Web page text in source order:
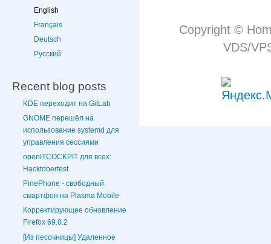
English
Français
Deutsch
Русский
Recent blog posts
KDE переходит на GitLab
GNOME перешёл на
использование systemd для
управления сессиями
openITCOCKPIT для всех:
Hacktoberfest
PinePhone - свободный
смартфон на Plasma Mobile
Корректирующее обновление
Firefox 69.0.2
[Из песочницы] Удаленное
Copyright ©
VDS/